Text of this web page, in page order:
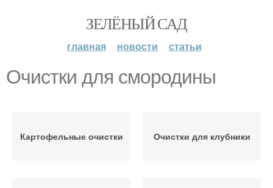
ЗЕЛЁНЫЙ САД
главная новости статьи
Очистки для смородины
Картофельные очистки Очистки для клубники